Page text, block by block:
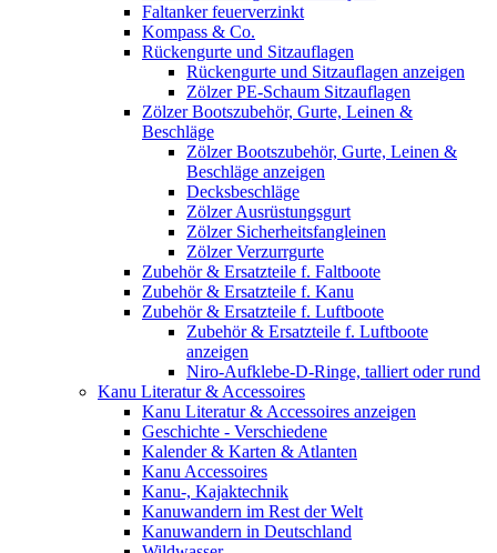
Faltanker feuerverzinkt
Kompass & Co.
Rückengurte und Sitzauflagen
Rückengurte und Sitzauflagen anzeigen
Zölzer PE-Schaum Sitzauflagen
Zölzer Bootszubehör, Gurte, Leinen &
Beschläge
Zölzer Bootszubehör, Gurte, Leinen &
Beschläge anzeigen
Decksbeschläge
Zölzer Ausrüstungsgurt
Zölzer Sicherheitsfangleinen
Zölzer Verzurrgurte
Zubehör & Ersatzteile f. Faltboote
Zubehör & Ersatzteile f. Kanu
Zubehör & Ersatzteile f. Luftboote
Zubehör & Ersatzteile f. Luftboote
anzeigen
Niro-Aufklebe-D-Ringe, talliert oder rund
Kanu Literatur & Accessoires
Kanu Literatur & Accessoires anzeigen
Geschichte - Verschiedene
Kalender & Karten & Atlanten
Kanu Accessoires
Kanu-, Kajaktechnik
Kanuwandern im Rest der Welt
Kanuwandern in Deutschland